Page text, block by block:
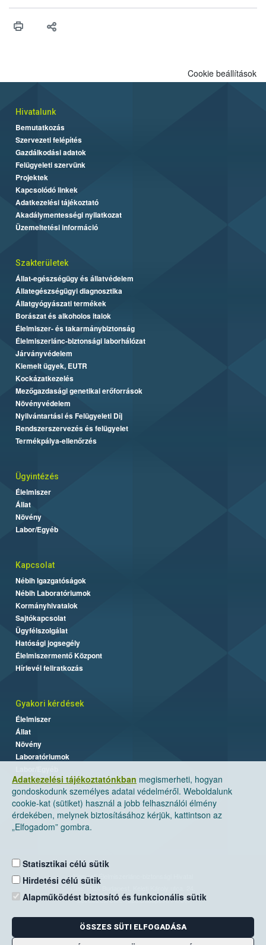
Adatkezelési tájékoztatónkban megismerheti, hogyan
gondoskodunk személyes adatai védelméről. Weboldalunk
cookie-kat (sütiket) használ a jobb felhasználói élmény
érdekében, melynek biztosításához kérjük, kattintson az
„Elfogadom” gombra.
Statisztikai célú sütik
Hirdetési célú sütik
Alapműködést biztosító és funkcionális sütik
ÖSSZES SÜTI ELFOGADÁSA
Cookie beállítások
Hivatalunk
Bemutatkozás
Szervezeti felépítés
Gazdálkodási adatok
Felügyeleti szervünk
Projektek
Kapcsolódó linkek
Adatkezelési tájékoztató
Akadálymentességi nyilatkozat
Üzemeltetési információ
Szakterületek
Állat-egészségügy és állatvédelem
Állategészségügyi diagnosztika
Állatgyógyászati termékek
Borászat és alkoholos italok
Élelmiszer- és takarmánybiztonság
Élelmiszerlánc-biztonsági laborhálózat
Járványvédelem
Kiemelt ügyek, EUTR
Kockázatkezelés
Mezőgazdasági genetikai erőforrások
Növényvédelem
Nyilvántartási és Felügyeleti Díj
Rendszerszervezés és felügyelet
Termékpálya-ellenőrzés
Ügyintézés
Élelmiszer
Állat
Növény
Labor/Egyéb
Kapcsolat
Nébih Igazgatóságok
Nébih Laboratóriumok
Kormányhivatalok
Sajtókapcsolat
Ügyfélszolgálat
Hatósági jogsegély
Élelmiszermentő Központ
Hírlevél feliratkozás
Gyakori kérdések
Élelmiszer
Állat
Növény
Laboratóriumok
Nemzeti Élelmiszerlánc-biztonsági Hivatal
Levelezési cím: 1525 Budapest. Pf. 30.
E-mail:ugyfelszolgalat@nebih.gov.hu